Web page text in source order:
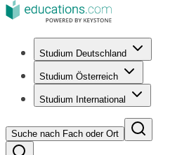
Studium Deutschland
Studium Österreich
Studium International
Suche nach Fach oder Ort